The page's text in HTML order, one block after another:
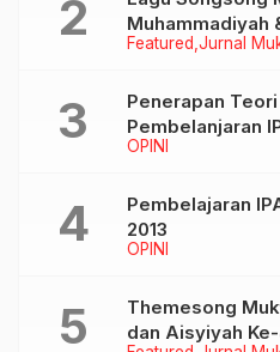
Featured Jurnal
Muhammadiyah
OPINI
Penerapan
Pembelanjaran
OPINI
Pembelajaran
2013
Themesong
dan Aisyiyah